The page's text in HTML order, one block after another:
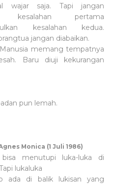
wajar saja. Tapi jangan
kesalahan pertama
kesalahan kedua.
jangan diabaikan.
memang tempatnya
Baru diuji kekurangan
pun lemah.
Monica (1 Juli 1986)
bisa menutupi luka-luka di
lukaluka
ada di balik lukisan yang